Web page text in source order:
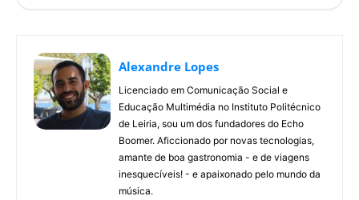
Alexandre Lopes
Licenciado em Comunicação Social e
Educação Multimédia no Instituto Politécnico
de Leiria, sou um dos fundadores do Echo
Boomer. Aficcionado por novas tecnologias,
amante de boa gastronomia - e de viagens
inesquecíveis! - e apaixonado pelo mundo da
música.